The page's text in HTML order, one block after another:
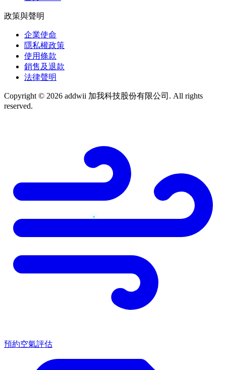
政策與聲明
企業使命
隱私權政策
使用條款
銷售及退款
法律聲明
Copyright © 2026 addwii 加我科技股份有限公司. All rights
reserved.
預約空氣評估